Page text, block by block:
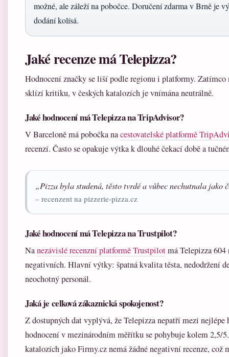
možné, ale záleží na pobočce. Doručení zdarma v Brně je
dodání kolísá.
Jaké recenze má Telepizza?
Hodnocení značky se liší podle regionu i platformy. Zatímco
sklízí kritiku, v českých katalozích je vnímána neutrálně.
Jaké hodnocení má Telepizza na TripAdvisor?
V Barceloně má pobočka nacestovatelské platformě
recenzí. Často se opakuje výtka k dlouhé čekací době a
„Pizza byla studená, těsto tvrdé a vůbec nechutnala jako
– recenzent na pizzerie-pizza.cz
Jaké hodnocení má Telepizza na Trustpilot?
Nanezávislé recenzní platformě Trustpilotmá Telepizza 604
negativních. Hlavní výtky: špatná kvalita těsta, nedodržení
neochotný personál.
Jaká je celková zákaznická spokojenost?
Z dostupných dat vyplývá, že Telepizza nepatří mezi nejlépe
hodnocení v mezinárodním měřítku se pohybuje kolem 2,5/
katalozích jako Firmy.cz nemá žádné negativní recenze, což